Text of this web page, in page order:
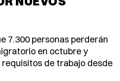
7.300 personas perderán
en octubre y
requisitos de trabajo desde